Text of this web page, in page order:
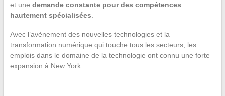
et une demande constante pour des compétences
hautement spécialisées
Avec l’avènement des nouvelles technologies et la
transformation numérique qui touche tous les secteurs, les
emplois dans le domaine de la technologie ont connu une forte
expansion à New York.